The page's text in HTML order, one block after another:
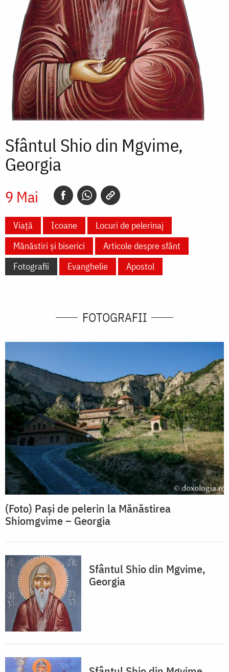
Sfântul Shio din Mgvime,
Georgia
9 Mai
Viață Icoane
Locuri de pelerinaj
Mănăstiri și biserici
Articole despre sfânt
Fotografii
Evanghelie Apostol
FOTOGRAFII
(Foto) Pași de pelerin la Mănăstirea
Shiomgvime – Georgia
Sfântul Shio din Mgvime,
Georgia